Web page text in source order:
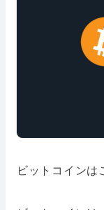
ビットコインは